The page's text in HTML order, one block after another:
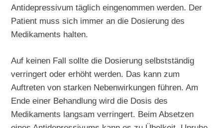
Antidepressivum täglich eingenommen werden. Der
Patient muss sich immer an die Dosierung des
Medikaments halten.
Auf keinen Fall sollte die Dosierung selbstständig
verringert oder erhöht werden. Das kann zum
Auftreten von starken Nebenwirkungen führen. Am
Ende einer Behandlung wird die Dosis des
Medikaments langsam verringert. Beim Absetzen